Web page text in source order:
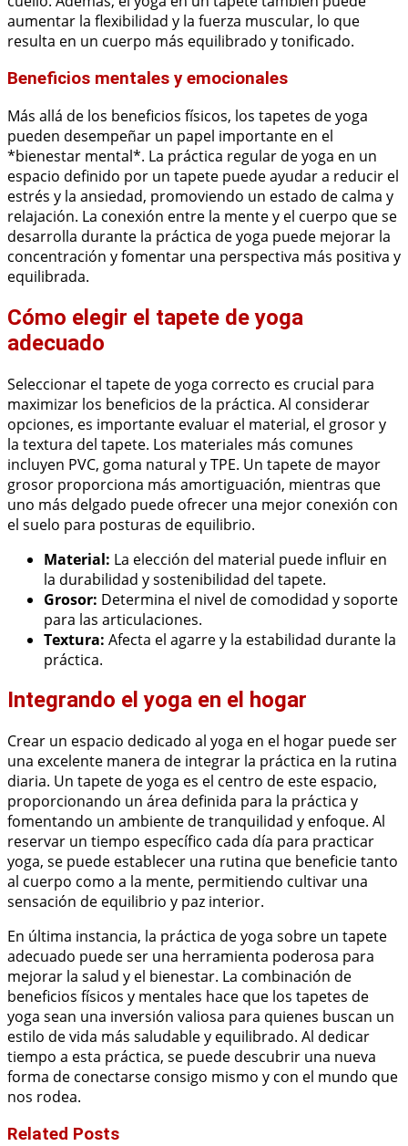
aumentar la flexibilidad y la fuerza muscular, lo que
resulta en un cuerpo más equilibrado y tonificado.
Beneficios mentales y emocionales
Más allá de los beneficios físicos, los tapetes de yoga
pueden desempeñar un papel importante en el
*bienestar mental*. La práctica regular de yoga en un
espacio definido por un tapete puede ayudar a reducir el
estrés y la ansiedad, promoviendo un estado de calma y
relajación. La conexión entre la mente y el cuerpo que se
desarrolla durante la práctica de yoga puede mejorar la
concentración y fomentar una perspectiva más positiva y
equilibrada.
Cómo elegir el tapete de yoga
adecuado
Seleccionar el tapete de yoga correcto es crucial para
maximizar los beneficios de la práctica. Al considerar
opciones, es importante evaluar el material, el grosor y
la textura del tapete. Los materiales más comunes
incluyen PVC, goma natural y TPE. Un tapete de mayor
grosor proporciona más amortiguación, mientras que
uno más delgado puede ofrecer una mejor conexión con
el suelo para posturas de equilibrio.
Material: La elección del material puede influir en
la durabilidad y sostenibilidad del tapete.
Grosor: Determina el nivel de comodidad y soporte
para las articulaciones.
Textura: Afecta el agarre y la estabilidad durante la
práctica.
Integrando el yoga en el hogar
Crear un espacio dedicado al yoga en el hogar puede ser
una excelente manera de integrar la práctica en la rutina
diaria. Un tapete de yoga es el centro de este espacio,
proporcionando un área definida para la práctica y
fomentando un ambiente de tranquilidad y enfoque. Al
reservar un tiempo específico cada día para practicar
yoga, se puede establecer una rutina que beneficie tanto
al cuerpo como a la mente, permitiendo cultivar una
sensación de equilibrio y paz interior.
En última instancia, la práctica de yoga sobre un tapete
adecuado puede ser una herramienta poderosa para
mejorar la salud y el bienestar. La combinación de
beneficios físicos y mentales hace que los tapetes de
yoga sean una inversión valiosa para quienes buscan un
estilo de vida más saludable y equilibrado. Al dedicar
tiempo a esta práctica, se puede descubrir una nueva
forma de conectarse consigo mismo y con el mundo que
nos rodea.
Related Posts